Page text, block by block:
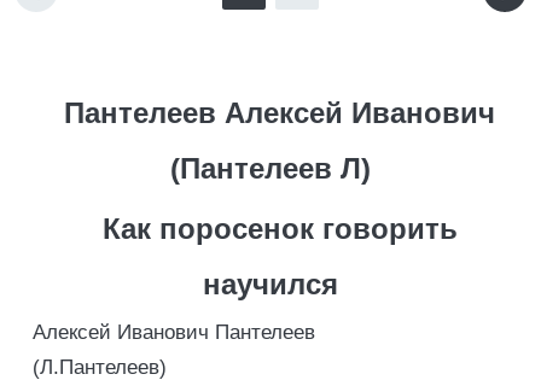
Пантелеев Алексей Иванович
(Пантелеев Л)
Как поросенок говорить
научился
Алексей Иванович Пантелеев
(Л.Пантелеев)